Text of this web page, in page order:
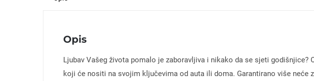
Opis
Ljubav Vašeg života pomalo je zaboravljiva i nikako da se sjeti
koji će nositi na svojim ključevima od auta ili doma. Garantirano više neće